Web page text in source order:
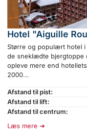
Hotel "Aiguille
Større og populært hotel
de sneklædte bjergtoppe
opleve mere end
2000...
Afstand til pist:
Afstand til lift:
Afstand til centrum:
Læs mere